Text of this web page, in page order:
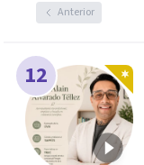
Anterior
12